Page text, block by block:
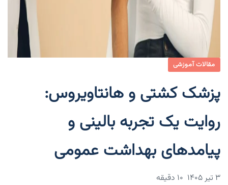
مقالات آموزشی
پزشک کشتی و هانتاویروس:
روایت یک تجربه بالینی و
پیامدهای بهداشت عمومی
۳ تیر ۱۴۰۵